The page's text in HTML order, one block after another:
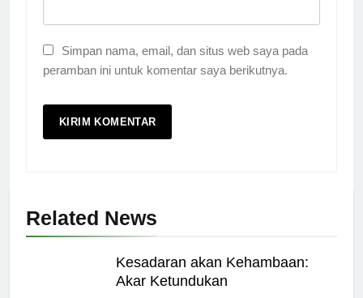
Simpan nama, email, dan situs web saya pada
peramban ini untuk komentar saya berikutnya.
Related News
Kesadaran akan Kehambaan:
Akar Ketundukan